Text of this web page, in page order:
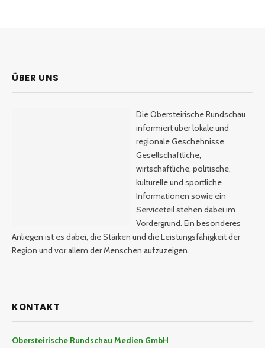
ÜBER UNS
Die Obersteirische Rundschau
informiert über lokale und
regionale Geschehnisse.
Gesellschaftliche,
wirtschaftliche, politische,
kulturelle und sportliche
Informationen sowie ein
Serviceteil stehen dabei im
Vordergrund. Ein besonderes
Anliegen ist es dabei, die Stärken und die Leistungsfähigkeit der
Region und vor allem der Menschen aufzuzeigen.
KONTAKT
Obersteirische Rundschau Medien GmbH